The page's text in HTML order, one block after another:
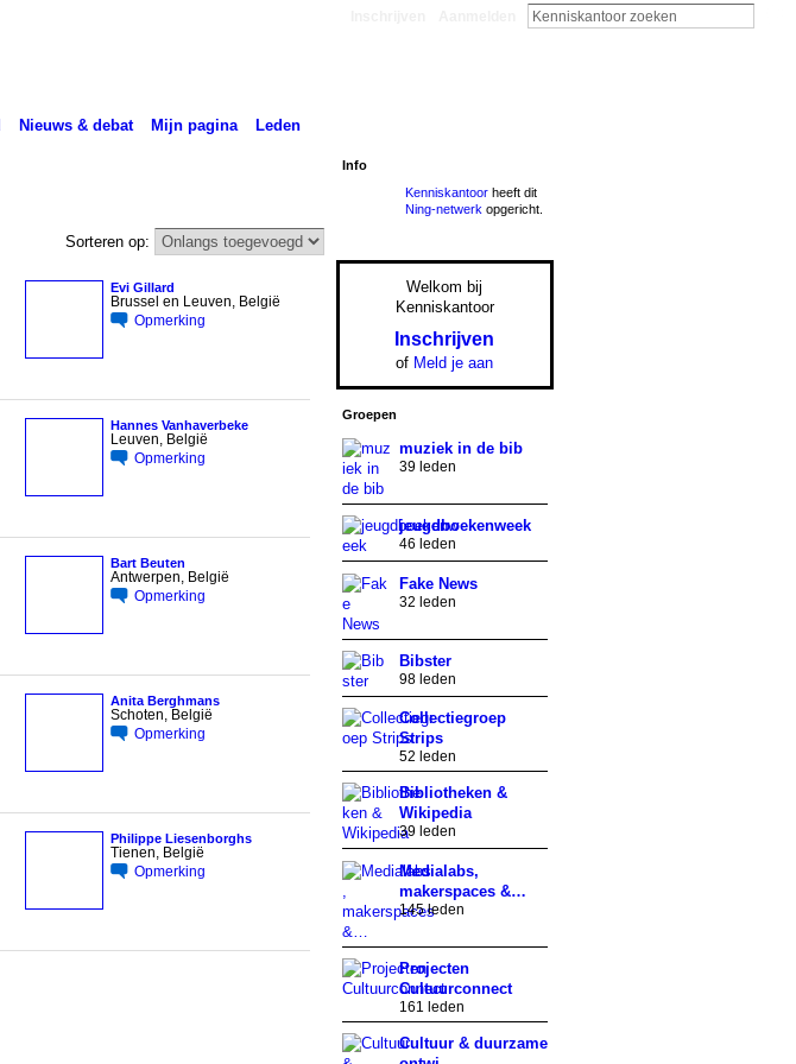
Nieuws & debat Mijn pagina Leden
Sorteren op:
Evi Gillard
Brussel en Leuven, België
Opmerking
Hannes Vanhaverbeke
Leuven, België
Opmerking
Bart Beuten
Antwerpen, België
Opmerking
Anita Berghmans
Schoten, België
Opmerking
Philippe Liesenborghs
Tienen, België
Opmerking
Info
Kenniskantoorheeft dit
Ning-netwerk opgericht.
Welkom bij
Kenniskantoor
Inschrijven
of Meld je aan
Groepen
muziek in de bib
39 leden
jeugdboekenweek
46 leden
Fake News
32 leden
Bibster
98 leden
Collectiegroep
Strips
52 leden
Bibliotheken &
Wikipedia
39 leden
Medialabs,
makerspaces &…
145 leden
Projecten
Cultuurconnect
161 leden
Cultuur & duurzame